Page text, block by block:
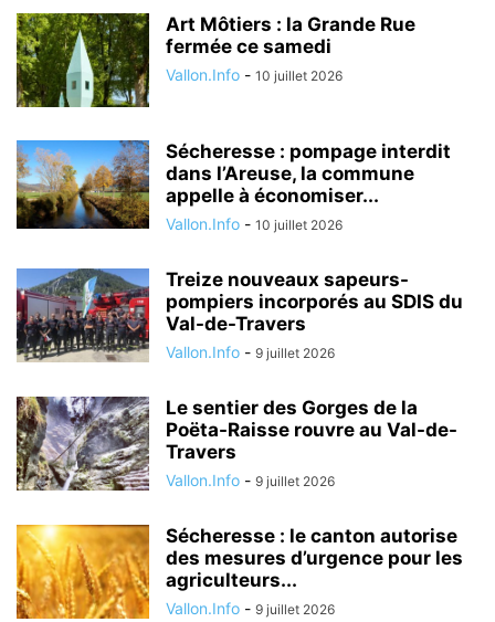
Art Môtiers : la Grande Rue
fermée ce samedi
Vallon.Info - 10 juillet 2026
Sécheresse : pompage interdit
dans l’Areuse, la commune
appelle à économiser...
Vallon.Info - 10 juillet 2026
Treize nouveaux sapeurs-
pompiers incorporés au SDIS du
Val-de-Travers
Vallon.Info - 9 juillet 2026
Le sentier des Gorges de la
Poëta-Raisse rouvre au Val-de-
Travers
Vallon.Info - 9 juillet 2026
Sécheresse : le canton autorise
des mesures d’urgence pour les
agriculteurs...
Vallon.Info - 9 juillet 2026